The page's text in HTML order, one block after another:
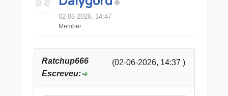
02-06-2026, 14:47
Member
(02-06-2026, 14:37 )
Ratchup666
Escreveu: